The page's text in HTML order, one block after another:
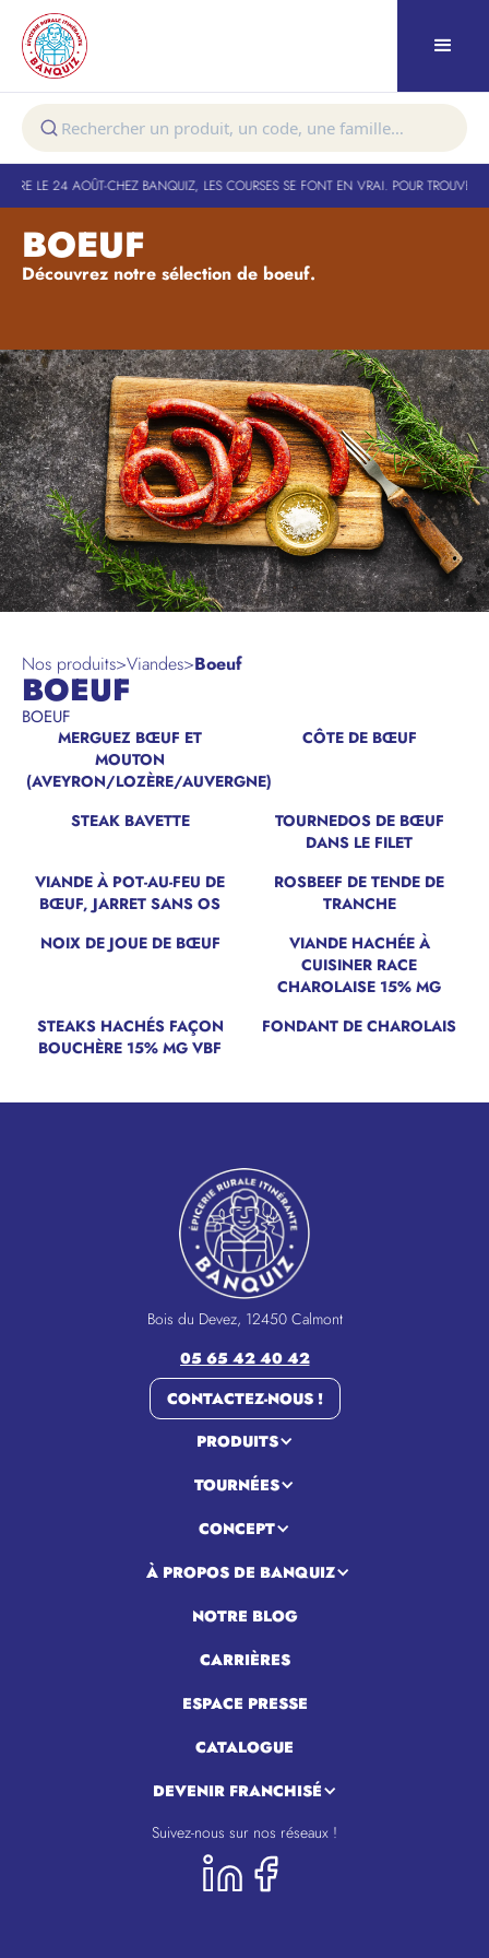
LE 24 AOÛT-CHEZ BANQUIZ, LES COURSES SE FONT EN VRAI. POUR TROUVER
BOEUF
Découvrez notre sélection de boeuf.
Nos produits>Viandes>Boeuf
BOEUF
BOEUF
MERGUEZ BŒUF ET
MOUTON
(AVEYRON/LOZÈRE/AUVERGNE)
CÔTE DE BŒUF
STEAK BAVETTE
TOURNEDOS DE BŒUF
DANS LE FILET
VIANDE À POT-AU-FEU DE
BŒUF, JARRET SANS OS
ROSBEEF DE TENDE DE
TRANCHE
NOIX DE JOUE DE BŒUF
VIANDE HACHÉE À
CUISINER RACE
CHAROLAISE 15% MG
STEAKS HACHÉS FAÇON
BOUCHÈRE 15% MG VBF
FONDANT DE CHAROLAIS
Bois du Devez, 12450 Calmont
05 65 42 40 42
CONTACTEZ-NOUS !
PRODUITS
TOURNÉES
CONCEPT
À PROPOS DE BANQUIZ
NOTRE BLOG
CARRIÈRES
ESPACE PRESSE
CATALOGUE
DEVENIR FRANCHISÉ
Suivez-nous sur nos réseaux !